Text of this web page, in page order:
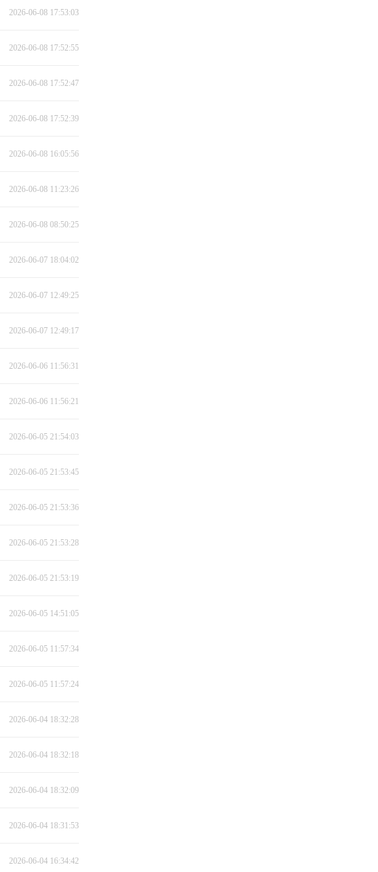
2026-06-08 17:53:03
2026-06-08 17:52:55
2026-06-08 17:52:47
2026-06-08 17:52:39
2026-06-08 16:05:56
2026-06-08 11:23:26
2026-06-08 08:50:25
2026-06-07 18:04:02
2026-06-07 12:49:25
2026-06-07 12:49:17
2026-06-06 11:56:31
2026-06-06 11:56:21
2026-06-05 21:54:03
2026-06-05 21:53:45
2026-06-05 21:53:36
2026-06-05 21:53:28
2026-06-05 21:53:19
2026-06-05 14:51:05
2026-06-05 11:57:34
2026-06-05 11:57:24
2026-06-04 18:32:28
2026-06-04 18:32:18
2026-06-04 18:32:09
2026-06-04 18:31:53
2026-06-04 16:34:42